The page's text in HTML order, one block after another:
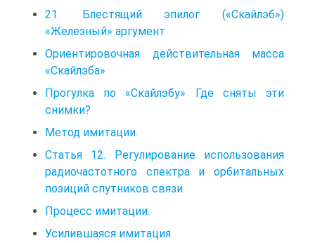
21. Блестящий эпилог («Скайлэб»)
«Железный» аргумент
Ориентировочная действительная масса
«Скайлэба»
Прогулка по «Скайлэбу» Где сняты эти
снимки?
Метод имитации.
Статья 12. Регулирование использования
радиочастотного спектра и орбитальных
позиций спутников связи
Процесс имитации.
Усилившаяся имитация